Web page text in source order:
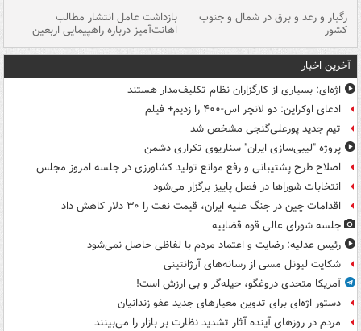
رگبار و رعد و برق در شمال و جنوب
کشور
بازداشت عامل انتشار مطالب
اهانت‌آمیز درباره راهپیمایی اربعین
آخرین اخبار
اژه‌ای: بسیاری از کارگزاران نظام تکلیف‌مدار هستند
ادعای اوکراین: دو لانچر اس-۴۰۰ را زدیم+ فیلم
تیم جدید پورعلی‌گنجی مشخص شد
پروژه "لیبی‌سازی ایران" سناریوی تکراری دشمن
اصلاح طرح پشتیبانی و رفع موانع تولید کشاورزی در جلسه امروز مجلس
انتخابات شوراها در فصل پاییز برگزار می‌شود
اقدامات چین در جنگ علیه ایران، قیمت نفت را ۳۰ دلار کاهش داد
جلسه شورای عالی قوه قضاییه
رئیس عدلیه: رضایت و اعتماد مردم با لفاظی حاصل نمی‌شود
شکایت لیونل مسی از رسانه‌های آرژانتینی
آمریکا متحدی دروغگو، حیله‌گر و بی ارزش است!
دستور اژه‌ای برای تدوین معیارهای جدید عفو زندانیان
مردم در روزهای آینده آثار تشدید نظارت بر بازار را می‌بینند